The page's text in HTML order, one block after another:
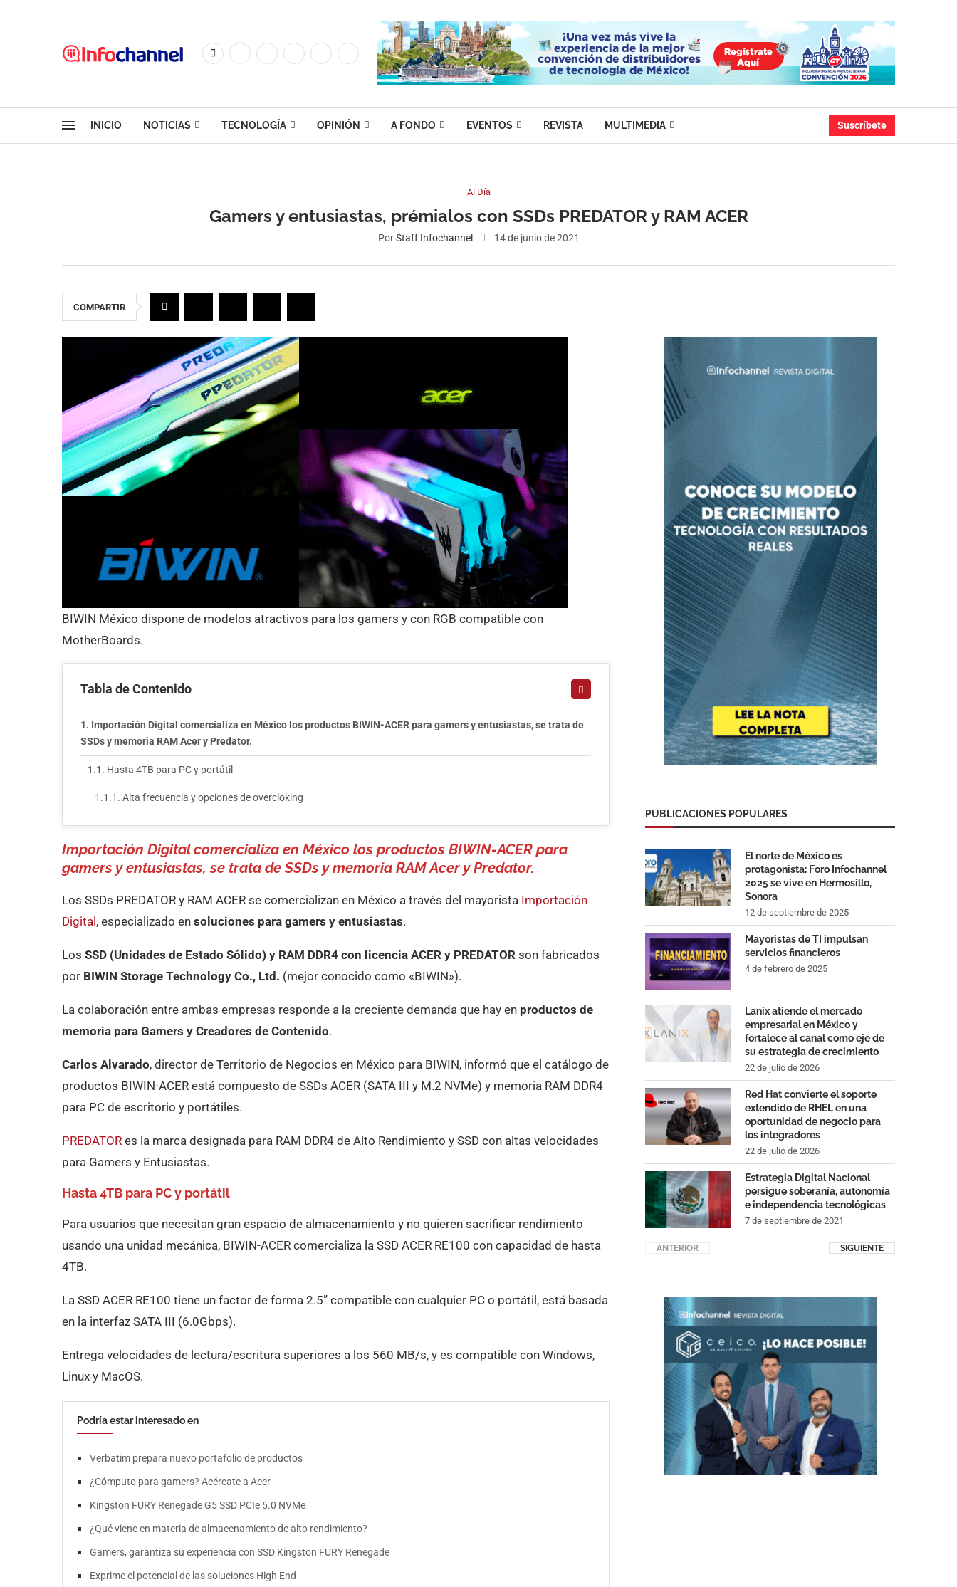
INICIO NOTICIAS TECNOLOGÍA OPINIÓN A FONDO EVENTOS REVISTA MULTIMEDIA Suscríbete
Al Día
Gamers y entusiastas, prémialos con SSDs PREDATOR y RAM ACER
PorStaff Infochannel 14 de junio de 2021
COMPARTIR
BIWIN México dispone de modelos atractivos para los gamers y con RGB compatible con
MotherBoards.
Tabla de Contenido
Importación Digital comercializa en México los productos BIWIN-ACER para gamers y entusiastas, se trata de
SSDs y memoria RAM Acer y Predator.
Hasta 4TB para PC y portátil
Alta frecuencia y opciones de overcloking
Importación Digital comercializa en México los productos BIWIN-ACER para
gamers y entusiastas, se trata de SSDs y memoria RAM Acer y Predator.
Los SSDs PREDATOR y RAM ACER se comercializan en México a través del mayorista Importación
Digital , especializado en soluciones para gamers y entusiastas.
Los SSD (Unidades de Estado Sólido) y RAM DDR4 con licencia ACER y PREDATOR son fabricados
por BIWIN Storage Technology Co., Ltd. (mejor conocido como «BIWIN»).
La colaboración entre ambas empresas responde a la creciente demanda que hay en productos de
memoria para Gamers y Creadores de Contenido.
Carlos Alvarado, director de Territorio de Negocios en México para BIWIN, informó que el catálogo de
productos BIWIN-ACER está compuesto de SSDs ACER (SATA III y M.2 NVMe) y memoria RAM DDR4
para PC de escritorio y portátiles.
PREDATOR es la marca designada para RAM DDR4 de Alto Rendimiento y SSD con altas velocidades
para Gamers y Entusiastas.
Hasta 4TB para PC y portátil
Para usuarios que necesitan gran espacio de almacenamiento y no quieren sacrificar rendimiento
usando una unidad mecánica, BIWIN-ACER comercializa la SSD ACER RE100 con capacidad de hasta
4TB.
La SSD ACER RE100 tiene un factor de forma 2.5” compatible con cualquier PC o portátil, está basada
en la interfaz SATA III (6.0Gbps).
Entrega velocidades de lectura/escritura superiores a los 560 MB/s, y es compatible con Windows,
Linux y MacOS.
Podría estar interesado en
Verbatim prepara nuevo portafolio de productos
¿Cómputo para gamers? Acércate a Acer
Kingston FURY Renegade G5 SSD PCIe 5.0 NVMe
¿Qué viene en materia de almacenamiento de alto rendimiento?
Gamers, garantiza su experiencia con SSD Kingston FURY Renegade
Exprime el potencial de las soluciones High End
PUBLICACIONES POPULARES
El norte de México es
protagonista: Foro Infochannel
2025 se vive en Hermosillo,
Sonora
12 de septiembre de 2025
Mayoristas de TI impulsan
servicios financieros
4 de febrero de 2025
Lanix atiende el mercado
empresarial en México y
fortalece al canal como eje de
su estrategia de crecimiento
22 de julio de 2026
Red Hat convierte el soporte
extendido de RHEL en una
oportunidad de negocio para
los integradores
22 de julio de 2026
Estrategia Digital Nacional
persigue soberanía, autonomía
e independencia tecnológicas
7 de septiembre de 2021
ANTERIOR SIGUIENTE